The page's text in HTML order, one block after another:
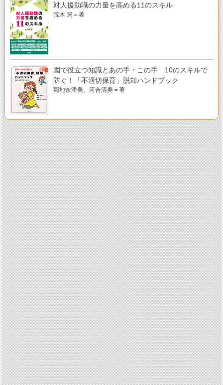
対人援助職の力量を高める11のスキル
荒木 篤＝著
園で役立つ知識とあの手・この手 10のスキルで
防ぐ！「不適切保育」脱却ハンドブック
菊地奈津美、河合清美＝著